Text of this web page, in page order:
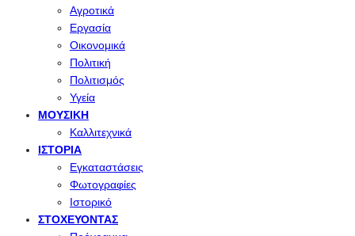
Αγροτικά
Εργασία
Οικονομικά
Πολιτική
Πολιτισμός
Υγεία
ΜΟΥΣΙΚΉ
Καλλιτεχνικά
ΙΣΤΟΡΊΑ
Εγκαταστάσεις
Φωτογραφίες
Ιστορικό
ΣΤΟΧΕΎΟΝΤΑΣ